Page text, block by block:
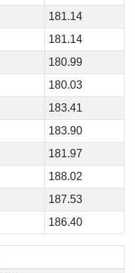
181.14
181.14
180.99
180.03
183.41
183.90
181.97
188.02
187.53
186.40